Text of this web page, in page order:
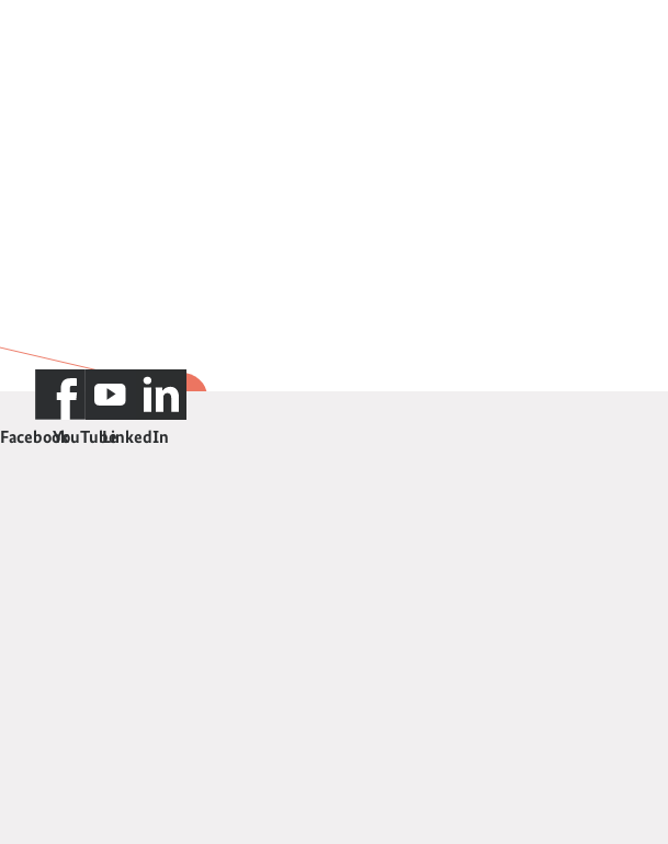
FacebookYouTubeLinkedIn